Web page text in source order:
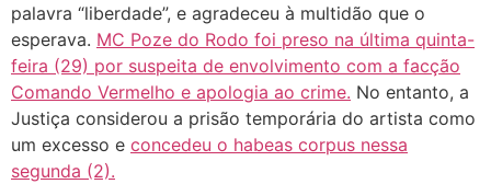
palavra “liberdade”, e agradeceu à multidão que o
esperava. MC Poze do Rodo foi preso na última quinta-
feira (29) por suspeita de envolvimento com a facção
Comando Vermelho e apologia ao crime. No entanto, a
Justiça considerou a prisão temporária do artista como
um excesso e concedeu o habeas corpus nessa
segunda (2).